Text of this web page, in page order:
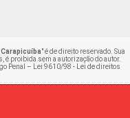
" é de direito reservado. Sua
proibida sem a autorização do autor.
Penal –
Lei 9610/98 - Lei de direitos